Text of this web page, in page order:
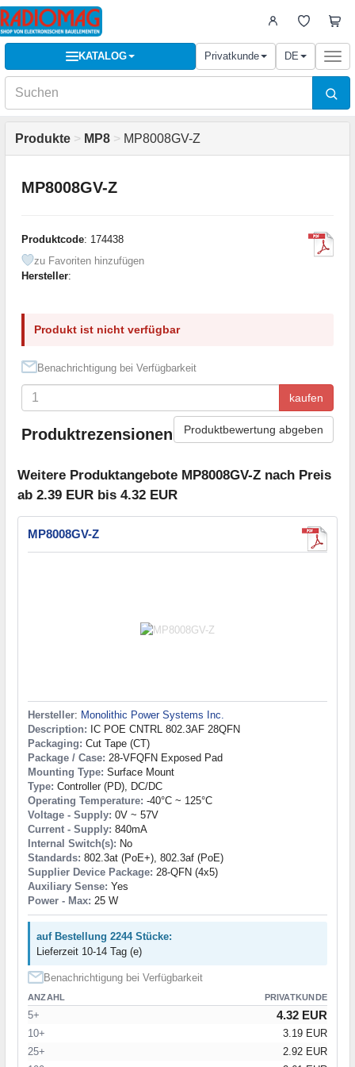
KATALOG Privatkunde DE
Produkte > MP8 > MP8008GV-Z
MP8008GV-Z
Produktcode: 174438
zu Favoriten hinzufügen
Hersteller:
Produkt ist nicht verfügbar
Benachrichtigung bei Verfügbarkeit
kaufen
Produktrezensionen Produktbewertung abgeben
Weitere Produktangebote MP8008GV-Z nach Preis
ab 2.39 EUR bis 4.32 EUR
MP8008GV-Z
Hersteller: Monolithic Power Systems Inc.
Description: IC POE CNTRL 802.3AF 28QFN
Packaging: Cut Tape (CT)
Package / Case: 28-VFQFN Exposed Pad
Mounting Type: Surface Mount
Type: Controller (PD), DC/DC
Operating Temperature: -40°C ~ 125°C
Voltage - Supply: 0V ~ 57V
Current - Supply: 840mA
Internal Switch(s): No
Standards: 802.3at (PoE+), 802.3af (PoE)
Supplier Device Package: 28-QFN (4x5)
Auxiliary Sense: Yes
Power - Max: 25 W
auf Bestellung 2244 Stücke:
Lieferzeit 10-14 Tag (e)
Benachrichtigung bei Verfügbarkeit
ANZAHL PRIVATKUNDE
5+ 4.32 EUR
10+
3.19 EUR
25+
2.92 EUR